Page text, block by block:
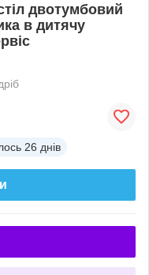
двотумбовий
в дитячу
26 днів